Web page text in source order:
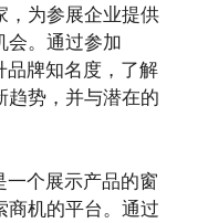
，为参展企业提供
会。通过参加
品牌知名度，了解
趋势，并与潜在的
一个展示产品的窗
商机的平台。通过